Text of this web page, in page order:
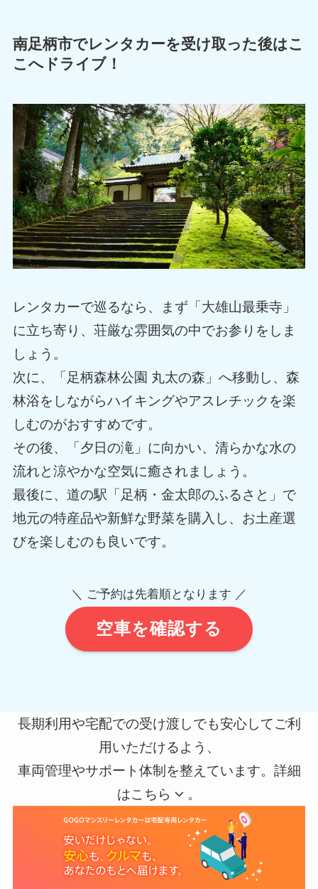
南足柄市でレンタカーを受け取った後はこ
こへドライブ！
レンタカーで巡るなら、まず「大雄山最乗寺」
に立ち寄り、荘厳な雰囲気の中でお参りをしま
しょう。
次に、「足柄森林公園 丸太の森」へ移動し、森
林浴をしながらハイキングやアスレチックを楽
しむのがおすすめです。
その後、「夕日の滝」に向かい、清らかな水の
流れと涼やかな空気に癒されましょう。
最後に、道の駅「足柄・金太郎のふるさと」で
地元の特産品や新鮮な野菜を購入し、お土産選
びを楽しむのも良いです。
＼ ご予約は先着順となります ／
空車を確認する
長期利用や宅配での受け渡しでも安心してご利
用いただけるよう、
車両管理やサポート体制を整えています。詳細
はこちら
。